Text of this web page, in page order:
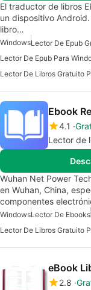
El traductor de libros
un dispositivo
libro…
WindowsLector De Epub
Lector De Epub Para
Ebook
4.1
Lector de
Wuhan Net Power
en Wuhan, China,
componentes
WindowsLector De Ebooks
eBook
2.8